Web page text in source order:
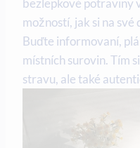
bezlepkové potraviny
možností, jak si na
Buďte informovaní,
místních surovin. Tím
stravu, ale také